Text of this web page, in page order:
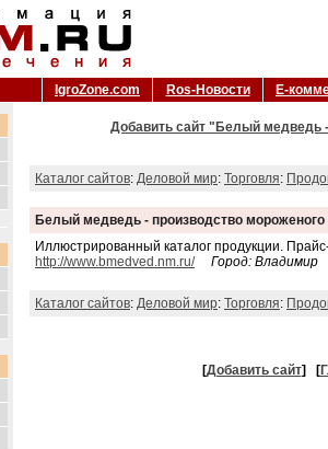
IgroZone.com Ros-Новости Е-
Добавить сайт "Белый медведь
Каталог сайтов: Деловой мир: Торговля:
Белый медведь - производство мороженого
Иллюстрированный каталог продукции.
http://www.bmedved.nm.ru/
Город: Владимир
Каталог сайтов: Деловой мир: Торговля:
[Добавить сайт] [